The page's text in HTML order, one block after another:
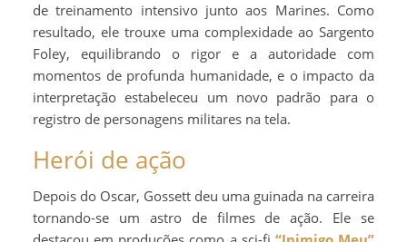
de treinamento intensivo junto aos Marines. Como
resultado, ele trouxe uma complexidade ao Sargento
Foley, equilibrando o rigor e a autoridade com
momentos de profunda humanidade, e o impacto da
interpretação estabeleceu um novo padrão para o
registro de personagens militares na tela.
Herói de ação
Depois do Oscar, Gossett deu uma guinada na carreira
tornando-se um astro de filmes de ação. Ele se